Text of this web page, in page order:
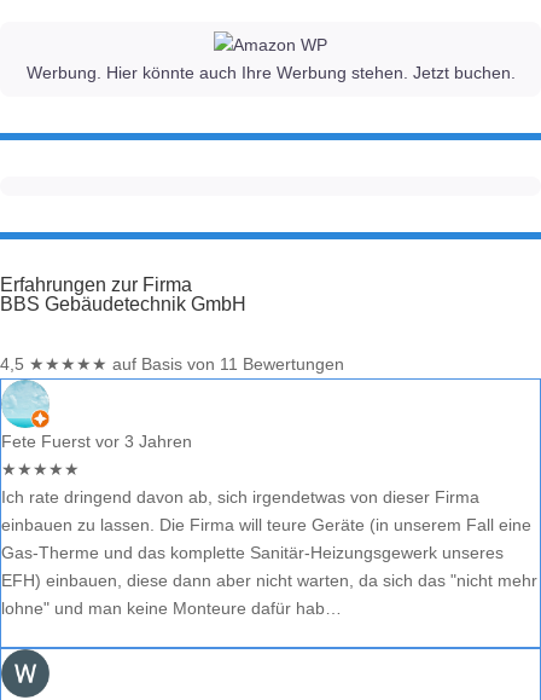
Werbung. Hier könnte auch Ihre Werbung stehen. Jetzt buchen.
Erfahrungen zur Firma
BBS Gebäudetechnik GmbH
4,5 ★★★★★ auf Basis von 11 Bewertungen
Fete Fuerst vor 3 Jahren
★★★★★
Ich rate dringend davon ab, sich irgendetwas von dieser Firma
einbauen zu lassen. Die Firma will teure Geräte (in unserem Fall eine
Gas-Therme und das komplette Sanitär-Heizungsgewerk unseres
EFH) einbauen, diese dann aber nicht warten, da sich das "nicht mehr
lohne" und man keine Monteure dafür hab…